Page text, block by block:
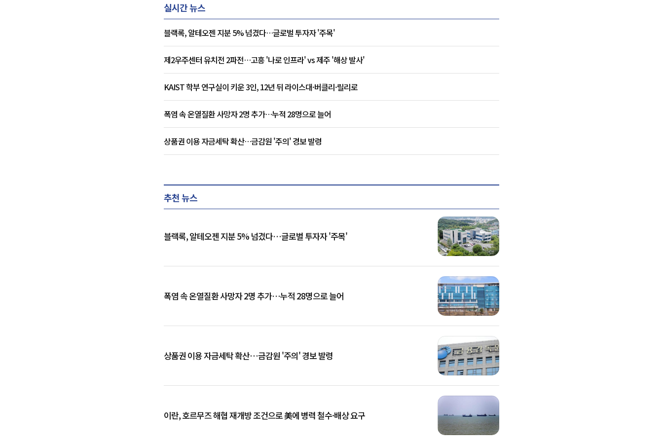
실시간 뉴스
블랙록, 알테오젠 지분 5% 넘겼다…글로벌 투자자 '주목'
제2우주센터 유치전 2파전…고흥 '나로 인프라' vs 제주 '해상 발사'
KAIST 학부 연구실이 키운 3인, 12년 뒤 라이스대·버클리·릴리로
폭염 속 온열질환 사망자 2명 추가…누적 28명으로 늘어
상품권 이용 자금세탁 확산…금감원 '주의' 경보 발령
추천 뉴스
블랙록, 알테오젠 지분 5% 넘겼다…글로벌 투자자 '주목'
폭염 속 온열질환 사망자 2명 추가…누적 28명으로 늘어
상품권 이용 자금세탁 확산…금감원 '주의' 경보 발령
이란, 호르무즈 해협 재개방 조건으로 美에 병력 철수·배상 요구